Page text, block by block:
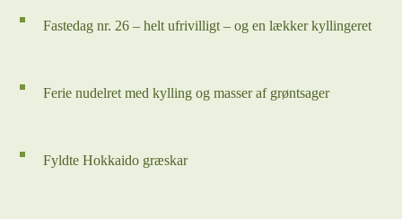
Fastedag nr. 26 – helt ufrivilligt – og en lækker kyllingeret
Ferie nudelret med kylling og masser af grøntsager
Fyldte Hokkaido græskar